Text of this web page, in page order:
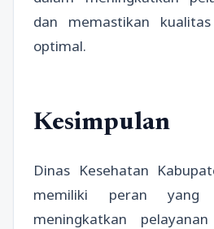
dan memastikan
optimal.
Kesimpulan
Dinas Kesehatan
memiliki peran yang
meningkatkan